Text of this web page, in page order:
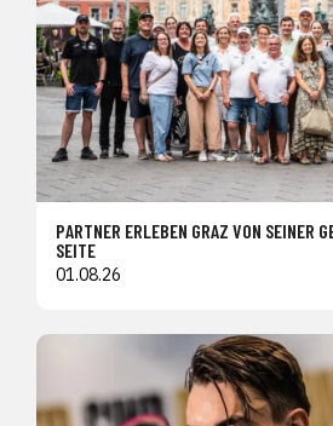
PARTNER ERLEBEN GRAZ VON SEINER
SEITE
01.08.26